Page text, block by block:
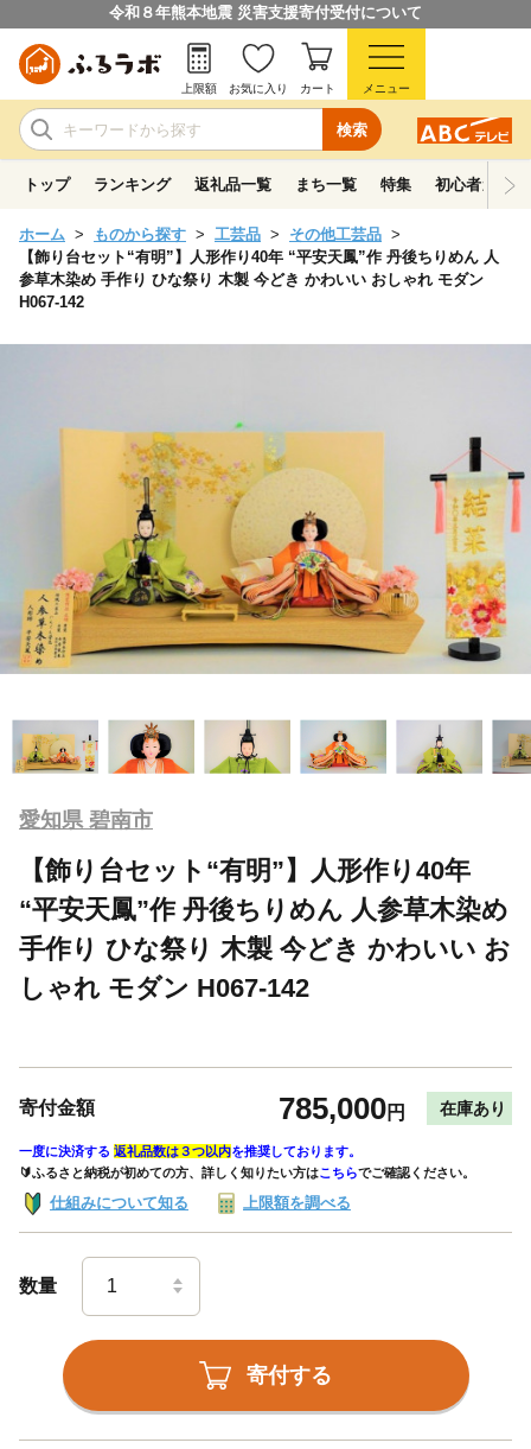
令和８年熊本地震 災害支援寄付受付について
検索
上限額 お気に入り カート メニュー
トップ ランキング 返礼品一覧 まち一覧 特集 初心者ガイド
ホーム ものから探す 工芸品
その他工芸品
【飾り台セット“有明”】人形作り40年 “平安天鳳”作 丹後ちりめん 人
参草木染め 手作り ひな祭り 木製 今どき かわいい おしゃれ モダン
H067-142
愛知県 碧南市
【飾り台セット“有明”】人形作り40年
“平安天鳳”作 丹後ちりめん 人参草木染め
手作り ひな祭り 木製 今どき かわいい お
しゃれ モダン H067-142
寄付金額 785,000円 在庫あり
一度に決済する 返礼品数は３つ以内を推奨しております。
🔰ふるさと納税が初めての方、詳しく知りたい方はこちらでご確認ください。
仕組みについて知る 上限額を調べる
数量
寄付する